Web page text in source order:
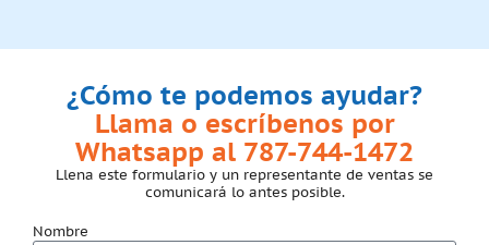
¿Cómo te podemos ayudar?
Llama o escríbenos por
Whatsapp al 787-744-1472
Llena este formulario y un representante de ventas se
comunicará lo antes posible.
Nombre